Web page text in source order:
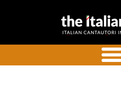
the
with